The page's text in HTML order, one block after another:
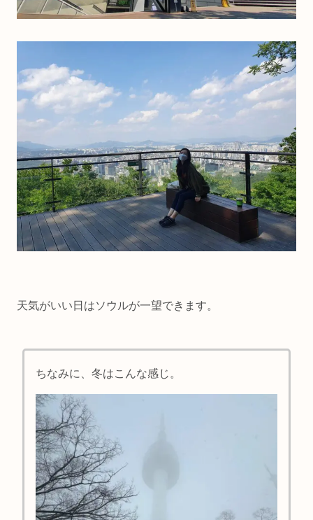
天気がいい日はソウルが一望できます。
ちなみに、冬はこんな感じ。